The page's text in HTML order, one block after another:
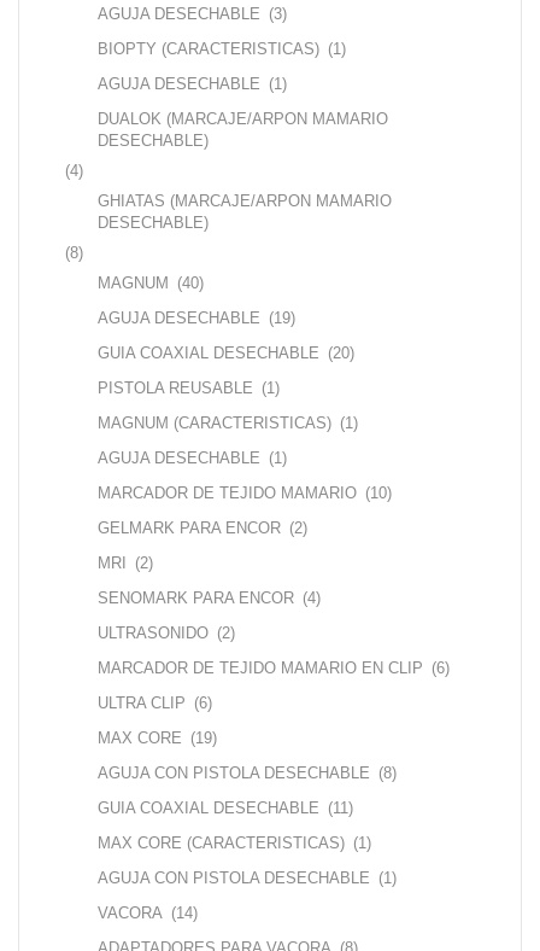
AGUJA DESECHABLE (3)
BIOPTY (CARACTERISTICAS) (1)
AGUJA DESECHABLE (1)
DUALOK (MARCAJE/ARPON MAMARIO
DESECHABLE)
(4)
GHIATAS (MARCAJE/ARPON MAMARIO
DESECHABLE)
(8)
MAGNUM (40)
AGUJA DESECHABLE (19)
GUIA COAXIAL DESECHABLE (20)
PISTOLA REUSABLE (1)
MAGNUM (CARACTERISTICAS) (1)
AGUJA DESECHABLE (1)
MARCADOR DE TEJIDO MAMARIO (10)
GELMARK PARA ENCOR (2)
MRI (2)
SENOMARK PARA ENCOR (4)
ULTRASONIDO (2)
MARCADOR DE TEJIDO MAMARIO EN CLIP (6)
ULTRA CLIP (6)
MAX CORE (19)
AGUJA CON PISTOLA DESECHABLE (8)
GUIA COAXIAL DESECHABLE (11)
MAX CORE (CARACTERISTICAS) (1)
AGUJA CON PISTOLA DESECHABLE (1)
VACORA (14)